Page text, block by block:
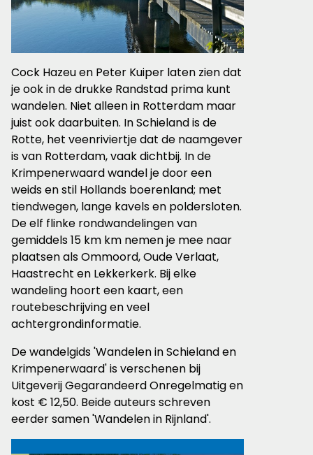
Cock Hazeu en Peter Kuiper laten zien dat
je ook in de drukke Randstad prima kunt
wandelen. Niet alleen in Rotterdam maar
juist ook daarbuiten. In Schieland is de
Rotte, het veenriviertje dat de naamgever
is van Rotterdam, vaak dichtbij. In de
Krimpenerwaard wandel je door een
weids en stil Hollands boerenland; met
tiendwegen, lange kavels en poldersloten.
De elf flinke rondwandelingen van
gemiddels 15 km km nemen je mee naar
plaatsen als Ommoord, Oude Verlaat,
Haastrecht en Lekkerkerk. Bij elke
wandeling hoort een kaart, een
routebeschrijving en veel
achtergrondinformatie.
De wandelgids 'Wandelen in Schieland en
Krimpenerwaard' is verschenen bij
Uitgeverij Gegarandeerd Onregelmatig en
kost € 12,50. Beide auteurs schreven
eerder samen 'Wandelen in Rijnland'.